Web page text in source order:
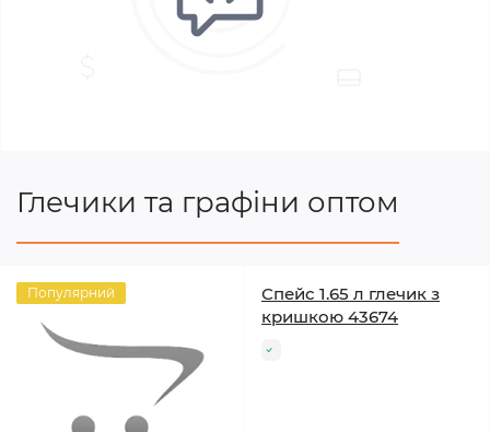
Глечики та графіни оптом
Популярний
Спейс 1.65 л глечик з
кришкою 43674